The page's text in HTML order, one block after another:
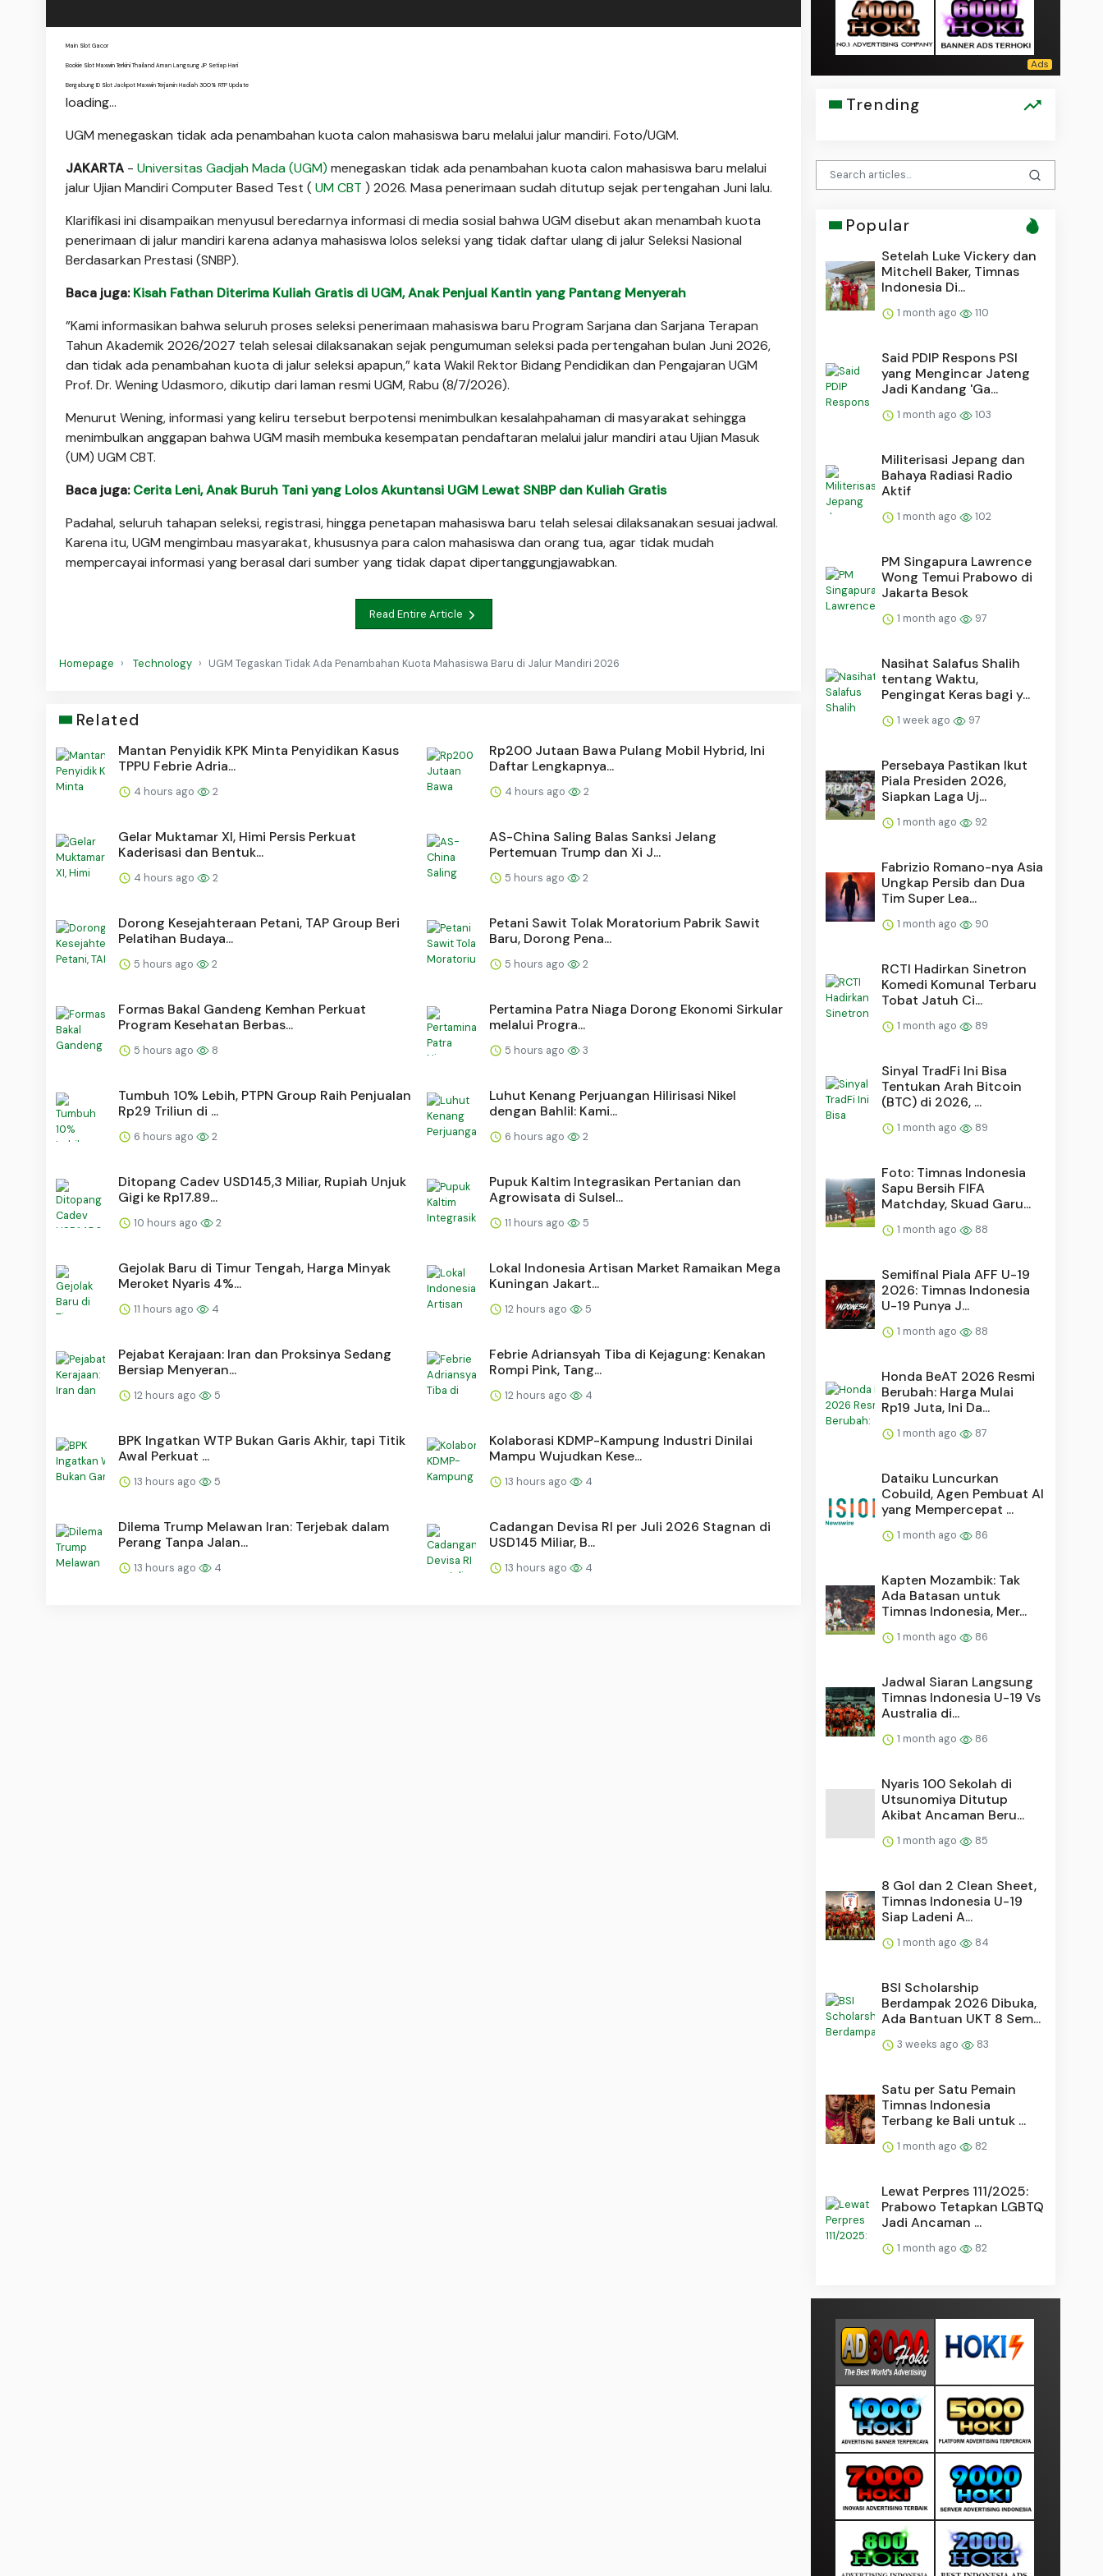
Main Slot Gacor
Bookie Slot Maxwin Terkini Thailand Aman Langsung JP Setiap Hari
Bergabung ID Slot Jackpot Maxwin Terjamin Hadiah 300% RTP Update
loading...
UGM menegaskan tidak ada penambahan kuota calon mahasiswa baru melalui jalur mandiri. Foto/UGM.
JAKARTA - Universitas Gadjah Mada (UGM) menegaskan tidak ada penambahan kuota calon mahasiswa baru melalui
jalur Ujian Mandiri Computer Based Test (UM CBT ) 2026. Masa penerimaan sudah ditutup sejak pertengahan Juni lalu.
Klarifikasi ini disampaikan menyusul beredarnya informasi di media sosial bahwa UGM disebut akan menambah kuota
penerimaan di jalur mandiri karena adanya mahasiswa lolos seleksi yang tidak daftar ulang di jalur Seleksi Nasional
Berdasarkan Prestasi (SNBP).
Baca juga:Kisah Fathan Diterima Kuliah Gratis di UGM, Anak Penjual Kantin yang Pantang Menyerah
”Kami informasikan bahwa seluruh proses seleksi penerimaan mahasiswa baru Program Sarjana dan Sarjana Terapan
Tahun Akademik 2026/2027 telah selesai dilaksanakan sejak pengumuman seleksi pada pertengahan bulan Juni 2026,
dan tidak ada penambahan kuota di jalur seleksi apapun,” kata Wakil Rektor Bidang Pendidikan dan Pengajaran UGM
Prof. Dr. Wening Udasmoro, dikutip dari laman resmi UGM, Rabu (8/7/2026).
Menurut Wening, informasi yang keliru tersebut berpotensi menimbulkan kesalahpahaman di masyarakat sehingga
menimbulkan anggapan bahwa UGM masih membuka kesempatan pendaftaran melalui jalur mandiri atau Ujian Masuk
(UM) UGM CBT.
Baca juga:Cerita Leni, Anak Buruh Tani yang Lolos Akuntansi UGM Lewat SNBP dan Kuliah Gratis
Padahal, seluruh tahapan seleksi, registrasi, hingga penetapan mahasiswa baru telah selesai dilaksanakan sesuai jadwal.
Karena itu, UGM mengimbau masyarakat, khususnya para calon mahasiswa dan orang tua, agar tidak mudah
mempercayai informasi yang berasal dari sumber yang tidak dapat dipertanggungjawabkan.
Read Entire Article
Homepage Technology UGM Tegaskan Tidak Ada Penambahan Kuota Mahasiswa Baru di Jalur Mandiri 2026
Related
Mantan Penyidik KPK Minta Penyidikan Kasus
TPPU Febrie Adria...
4 hours ago 2
Rp200 Jutaan Bawa Pulang Mobil Hybrid, Ini
Daftar Lengkapnya...
4 hours ago 2
Gelar Muktamar XI, Himi Persis Perkuat
Kaderisasi dan Bentuk...
4 hours ago 2
AS-China Saling Balas Sanksi Jelang
Pertemuan Trump dan Xi J...
5 hours ago 2
Dorong Kesejahteraan Petani, TAP Group Beri
Pelatihan Budaya...
5 hours ago 2
Petani Sawit Tolak Moratorium Pabrik Sawit
Baru, Dorong Pena...
5 hours ago 2
Formas Bakal Gandeng Kemhan Perkuat
Program Kesehatan Berbas...
5 hours ago 8
Pertamina Patra Niaga Dorong Ekonomi Sirkular
melalui Progra...
5 hours ago 3
Tumbuh 10% Lebih, PTPN Group Raih Penjualan
Rp29 Triliun di ...
6 hours ago 2
Luhut Kenang Perjuangan Hilirisasi Nikel
dengan Bahlil: Kami...
6 hours ago 2
Ditopang Cadev USD145,3 Miliar, Rupiah Unjuk
Gigi ke Rp17.89...
10 hours ago 2
Pupuk Kaltim Integrasikan Pertanian dan
Agrowisata di Sulsel...
11 hours ago 5
Gejolak Baru di Timur Tengah, Harga Minyak
Meroket Nyaris 4%...
11 hours ago 4
Lokal Indonesia Artisan Market Ramaikan Mega
Kuningan Jakart...
12 hours ago 5
Pejabat Kerajaan: Iran dan Proksinya Sedang
Bersiap Menyeran...
12 hours ago 5
Febrie Adriansyah Tiba di Kejagung: Kenakan
Rompi Pink, Tang...
12 hours ago 4
BPK Ingatkan WTP Bukan Garis Akhir, tapi Titik
Awal Perkuat ...
13 hours ago 5
Kolaborasi KDMP-Kampung Industri Dinilai
Mampu Wujudkan Kese...
13 hours ago 4
Dilema Trump Melawan Iran: Terjebak dalam
Perang Tanpa Jalan...
13 hours ago 4
Cadangan Devisa RI per Juli 2026 Stagnan di
USD145 Miliar, B...
13 hours ago 4
Trending
Popular
Setelah Luke Vickery dan
Mitchell Baker, Timnas
Indonesia Di...
1 month ago 110
Said PDIP Respons PSI
yang Mengincar Jateng
Jadi Kandang 'Ga...
1 month ago 103
Militerisasi Jepang dan
Bahaya Radiasi Radio
Aktif
1 month ago 102
PM Singapura Lawrence
Wong Temui Prabowo di
Jakarta Besok
1 month ago 97
Nasihat Salafus Shalih
tentang Waktu,
Pengingat Keras bagi y...
1 week ago 97
Persebaya Pastikan Ikut
Piala Presiden 2026,
Siapkan Laga Uj...
1 month ago 92
Fabrizio Romano-nya Asia
Ungkap Persib dan Dua
Tim Super Lea...
1 month ago 90
RCTI Hadirkan Sinetron
Komedi Komunal Terbaru
Tobat Jatuh Ci...
1 month ago 89
Sinyal TradFi Ini Bisa
Tentukan Arah Bitcoin
(BTC) di 2026, ...
1 month ago 89
Foto: Timnas Indonesia
Sapu Bersih FIFA
Matchday, Skuad Garu...
1 month ago 88
Semifinal Piala AFF U-19
2026: Timnas Indonesia
U-19 Punya J...
1 month ago 88
Honda BeAT 2026 Resmi
Berubah: Harga Mulai
Rp19 Juta, Ini Da...
1 month ago 87
Dataiku Luncurkan
Cobuild, Agen Pembuat AI
yang Mempercepat ...
1 month ago 86
Kapten Mozambik: Tak
Ada Batasan untuk
Timnas Indonesia, Mer...
1 month ago 86
Jadwal Siaran Langsung
Timnas Indonesia U-19 Vs
Australia di...
1 month ago 86
Nyaris 100 Sekolah di
Utsunomiya Ditutup
Akibat Ancaman Beru...
1 month ago 85
8 Gol dan 2 Clean Sheet,
Timnas Indonesia U-19
Siap Ladeni A...
1 month ago 84
BSI Scholarship
Berdampak 2026 Dibuka,
Ada Bantuan UKT 8 Sem...
3 weeks ago 83
Satu per Satu Pemain
Timnas Indonesia
Terbang ke Bali untuk ...
1 month ago 82
Lewat Perpres 111/2025:
Prabowo Tetapkan LGBTQ
Jadi Ancaman ...
1 month ago 82